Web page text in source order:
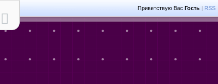
Приветствую Вас Гость | RSS